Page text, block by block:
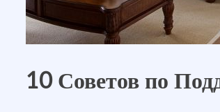
10 Советов по